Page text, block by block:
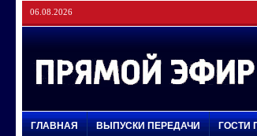
06.08.2026
ГЛАВНАЯ ВЫПУСКИ ПЕРЕДАЧИ ГОСТИ